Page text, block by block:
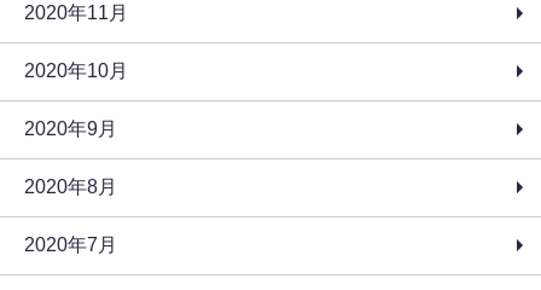
2020年11月
2020年10月
2020年9月
2020年8月
2020年7月